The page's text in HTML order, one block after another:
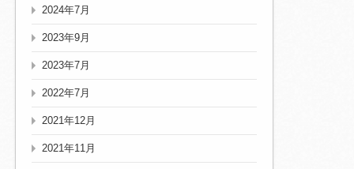
2024年7月
2023年9月
2023年7月
2022年7月
2021年12月
2021年11月